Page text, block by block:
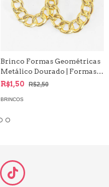
Brinco Formas Geométricas
Metálico Dourado | Formas
Circulares, Argola com
R$1,50 R$2,50
BRINCOS